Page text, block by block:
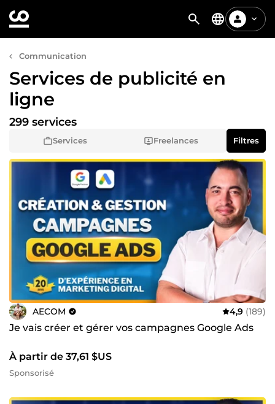
Communication
Services de publicité en
ligne
Services Freelances
299 services
Filtres
AECOM 4,9 (189)
Je vais créer et gérer vos campagnes Google Ads
À partir de 37,61 $US
Sponsorisé